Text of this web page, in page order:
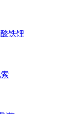
铁锂